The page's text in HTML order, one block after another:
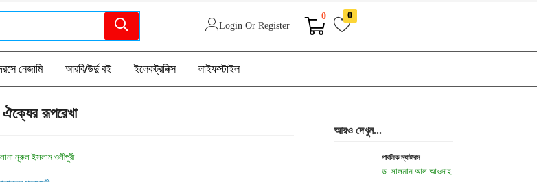
Login Or Register
0 0
নেজামি আরবি/উর্দু বই ইলেকট্রনিক্স লাইফস্টাইল
আরও দেখুন...
পাবলিক ম্যাটারস
ড. সালমান আল আওদাহ
ঐক্যের রূপরেখা
নূরুল ইসলাম ওলীপুরী